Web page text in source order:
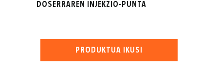
DOSERRAREN INJEKZIO-PUNTA
PRODUKTUA IKUSI